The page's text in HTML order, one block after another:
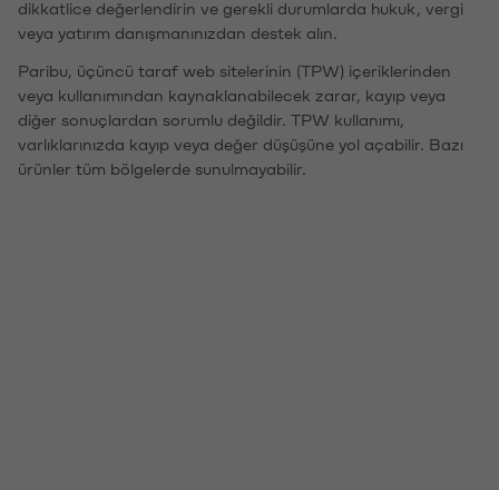
dikkatlice değerlendirin ve gerekli durumlarda hukuk, vergi
veya yatırım danışmanınızdan destek alın.
Paribu, üçüncü taraf web sitelerinin (TPW) içeriklerinden
veya kullanımından kaynaklanabilecek zarar, kayıp veya
diğer sonuçlardan sorumlu değildir. TPW kullanımı,
varlıklarınızda kayıp veya değer düşüşüne yol açabilir. Bazı
ürünler tüm bölgelerde sunulmayabilir.